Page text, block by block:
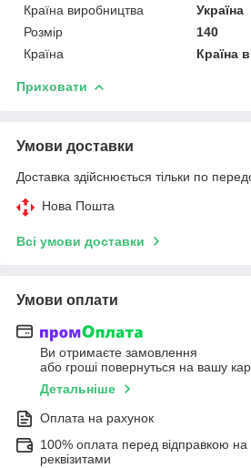
Країна виробництва
Україна
Розмір
140
Країна
Країна
Приховати
Умови доставки
Доставка здійснюється тільки по
Нова Пошта
Всі умови доставки
Умови оплати
Ви отримаєте замовлення
або гроші повернуться на вашу
Детальніше
Оплата на рахунок
100% оплата перед відправкою
реквізитами